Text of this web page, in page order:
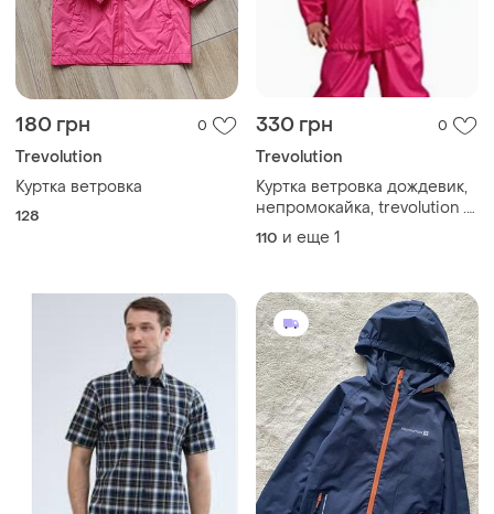
180 грн 0
Trevolution
Куртка ветровка
128
330 грн 0
Trevolution
Куртка ветровка дождевик,
непромокайка, trevolution .
110-116
110 и еще 1